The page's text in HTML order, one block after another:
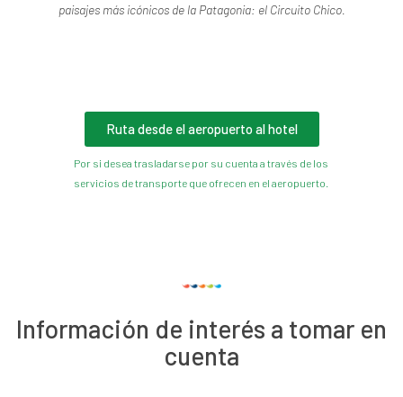
paisajes más icónicos de la Patagonia: el Circuito Chico.
Ruta desde el aeropuerto al hotel
Por si desea trasladarse por su cuenta a través de los
servicios de transporte que ofrecen en el aeropuerto.
Información de interés a tomar en
cuenta